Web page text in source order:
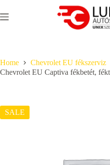
to
content
Home
Chevrolet EU fékszerviz
Chevrolet EU Captiva fékbetét,
SALE